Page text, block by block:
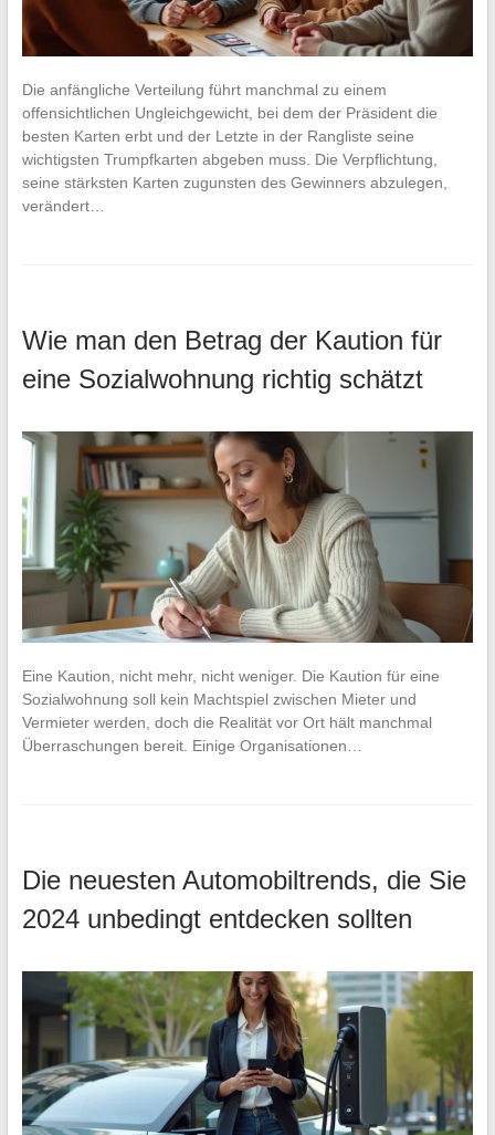
Die anfängliche Verteilung führt manchmal zu einem
offensichtlichen Ungleichgewicht, bei dem der Präsident die
besten Karten erbt und der Letzte in der Rangliste seine
wichtigsten Trumpfkarten abgeben muss. Die Verpflichtung,
seine stärksten Karten zugunsten des Gewinners abzulegen,
verändert…
Wie man den Betrag der Kaution für
eine Sozialwohnung richtig schätzt
Eine Kaution, nicht mehr, nicht weniger. Die Kaution für eine
Sozialwohnung soll kein Machtspiel zwischen Mieter und
Vermieter werden, doch die Realität vor Ort hält manchmal
Überraschungen bereit. Einige Organisationen…
Die neuesten Automobiltrends, die Sie
2024 unbedingt entdecken sollten